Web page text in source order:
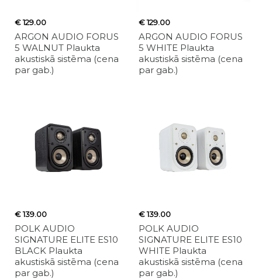
€ 129.00
ARGON AUDIO FORUS
5 WALNUT Plaukta
akustiskā sistēma (cena
par gab.)
€ 129.00
ARGON AUDIO FORUS
5 WHITE Plaukta
akustiskā sistēma (cena
par gab.)
€ 139.00
POLK AUDIO
SIGNATURE ELITE ES10
BLACK Plaukta
akustiskā sistēma (cena
par gab.)
€ 139.00
POLK AUDIO
SIGNATURE ELITE ES10
WHITE Plaukta
akustiskā sistēma (cena
par gab.)